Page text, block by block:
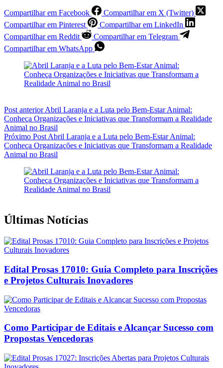
Compartilhar em Facebook
Compartilhar em X (Twitter)
Compartilhar em Pinterest
Compartilhar em LinkedIn
Compartilhar em Reddit
Compartilhar em Telegram
Compartilhar em WhatsApp
Post anteriorAbril Laranja e a Luta pelo Bem-Estar Animal:
Conheça Organizações e Iniciativas que Transformam a Realidade
Animal no Brasil
Próximo Post Abril Laranja e a Luta pelo Bem-Estar Animal:
Conheça Organizações e Iniciativas que Transformam a Realidade
Animal no Brasil
Últimas Notícias
Edital Prosas 17010: Guia Completo para Inscrições
e Projetos Culturais Inovadores
Como Participar de Editais e Alcançar Sucesso com
Propostas Vencedoras